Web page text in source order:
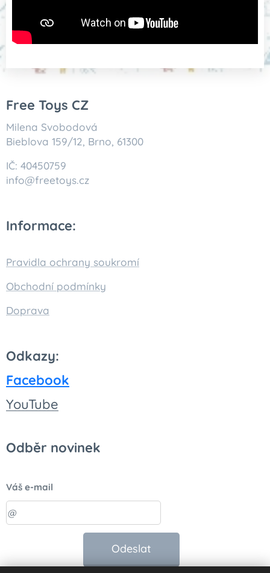
Free Toys CZ
Milena Svobodová
Bieblova 159/12, Brno, 61300
IČ: 40450759
info@freetoys.cz
Informace:
Pravidla ochrany soukromí
Obchodní podmínky
Doprava
Odkazy:
Facebook
YouTube
Odběr novinek
Váš e-mail
Odeslat